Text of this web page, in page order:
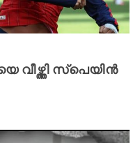
വീഴ്ത്തി സ്‌പെയിൻ